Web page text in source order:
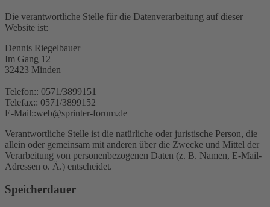
Die verantwortliche Stelle für die Datenverarbeitung auf dieser
Website ist:
Dennis Riegelbauer
Im Gang 12
32423 Minden
Telefon:: 0571/3899151
Telefax:: 0571/3899152
E-Mail::web@sprinter-forum.de
Verantwortliche Stelle ist die natürliche oder juristische Person, die
allein oder gemeinsam mit anderen über die Zwecke und Mittel der
Verarbeitung von personenbezogenen Daten (z. B. Namen, E-Mail-
Adressen o. Ä.) entscheidet.
Speicherdauer